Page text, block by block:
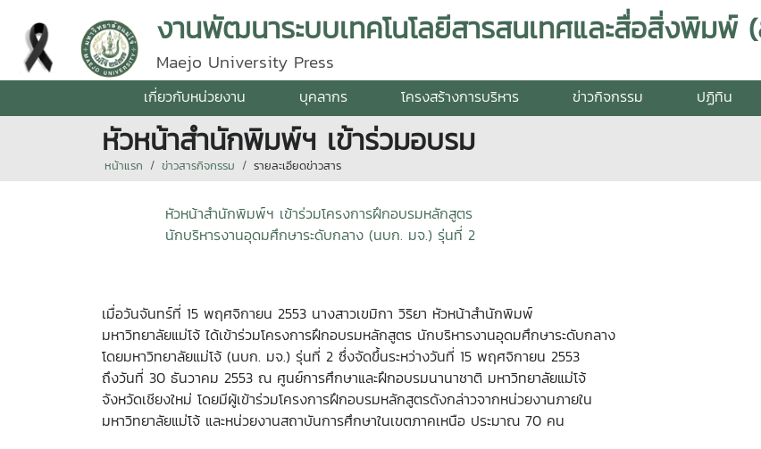
Maejo University Press
เกี่ยวกับหน่วยงาน บุคลากร โครงสร้างการบริหาร ข่าวกิจกรรม ปฏิทิน
หัวหน้าสำนักพิมพ์ฯ เข้าร่วมอบรม
หน้าแรก ข่าวสารกิจกรรม รายละเอียดข่าวสาร
หัวหน้าสำนักพิมพ์ฯ เข้าร่วมโครงการฝึกอบรมหลักสูตร
นักบริหารงานอุดมศึกษาระดับกลาง (นบก. มจ.) รุ่นที่ 2
เมื่อวันจันทร์ที่ 15 พฤศจิกายน 2553 นางสาวเขมิกา วิริยา หัวหน้าสำนักพิมพ์
มหาวิทยาลัยแม่โจ้ ได้เข้าร่วมโครงการฝึกอบรมหลักสูตร นักบริหารงานอุดมศึกษาระดับกลาง
โดยมหาวิทยาลัยแม่โจ้ (นบก. มจ.) รุ่นที่ 2 ซึ่งจัดขึ้นระหว่างวันที่ 15 พฤศจิกายน 2553
ถึงวันที่ 30 ธันวาคม 2553 ณ ศูนย์การศึกษาและฝึกอบรมนานาชาติ มหาวิทยาลัยแม่โจ้
จังหวัดเชียงใหม่ โดยมีผู้เข้าร่วมโครงการฝึกอบรมหลักสูตรดังกล่าวจากหน่วยงานภายใน
มหาวิทยาลัยแม่โจ้ และหน่วยงานสถาบันการศึกษาในเขตภาคเหนือ ประมาณ 70 คน